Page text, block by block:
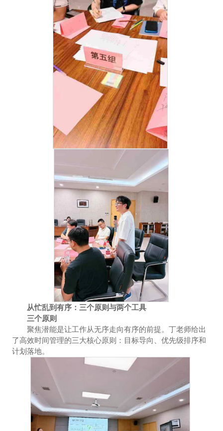
从忙乱到有序：三个原则与两个工具
三个原则
聚焦潜能是让工作从无序走向有序的前提。丁老师给出
了高效时间管理的三大核心原则：目标导向、优先级排序和
计划落地。